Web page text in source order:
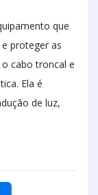
que
proteger as
cabo troncal e
Ela é
de luz,